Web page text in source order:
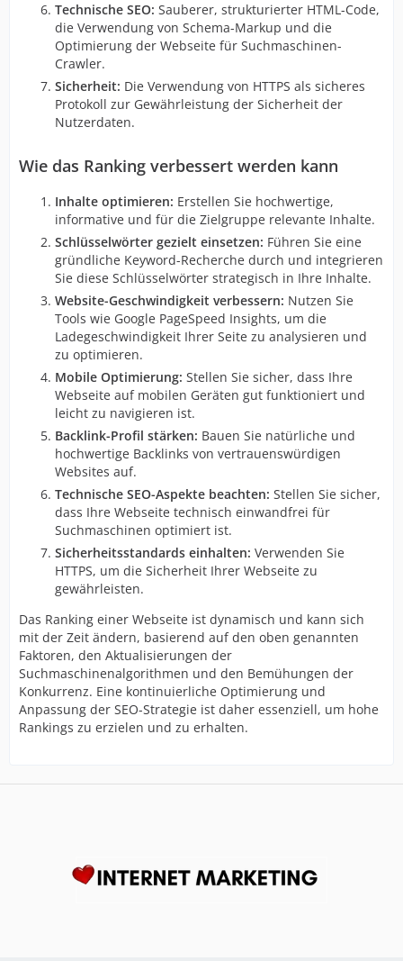
Technische SEO: Sauberer, strukturierter HTML-Code,
die Verwendung von Schema-Markup und die
Optimierung der Webseite für Suchmaschinen-
Crawler.
Sicherheit: Die Verwendung von HTTPS als sicheres
Protokoll zur Gewährleistung der Sicherheit der
Nutzerdaten.
Wie das Ranking verbessert werden kann
Inhalte optimieren: Erstellen Sie hochwertige,
informative und für die Zielgruppe relevante Inhalte.
Schlüsselwörter gezielt einsetzen: Führen Sie eine
gründliche Keyword-Recherche durch und integrieren
Sie diese Schlüsselwörter strategisch in Ihre Inhalte.
Website-Geschwindigkeit verbessern: Nutzen Sie
Tools wie Google PageSpeed Insights, um die
Ladegeschwindigkeit Ihrer Seite zu analysieren und
zu optimieren.
Mobile Optimierung: Stellen Sie sicher, dass Ihre
Webseite auf mobilen Geräten gut funktioniert und
leicht zu navigieren ist.
Backlink-Profil stärken: Bauen Sie natürliche und
hochwertige Backlinks von vertrauenswürdigen
Websites auf.
Technische SEO-Aspekte beachten: Stellen Sie sicher,
dass Ihre Webseite technisch einwandfrei für
Suchmaschinen optimiert ist.
Sicherheitsstandards einhalten: Verwenden Sie
HTTPS, um die Sicherheit Ihrer Webseite zu
gewährleisten.
Das Ranking einer Webseite ist dynamisch und kann sich
mit der Zeit ändern, basierend auf den oben genannten
Faktoren, den Aktualisierungen der
Suchmaschinenalgorithmen und den Bemühungen der
Konkurrenz. Eine kontinuierliche Optimierung und
Anpassung der SEO-Strategie ist daher essenziell, um hohe
Rankings zu erzielen und zu erhalten.